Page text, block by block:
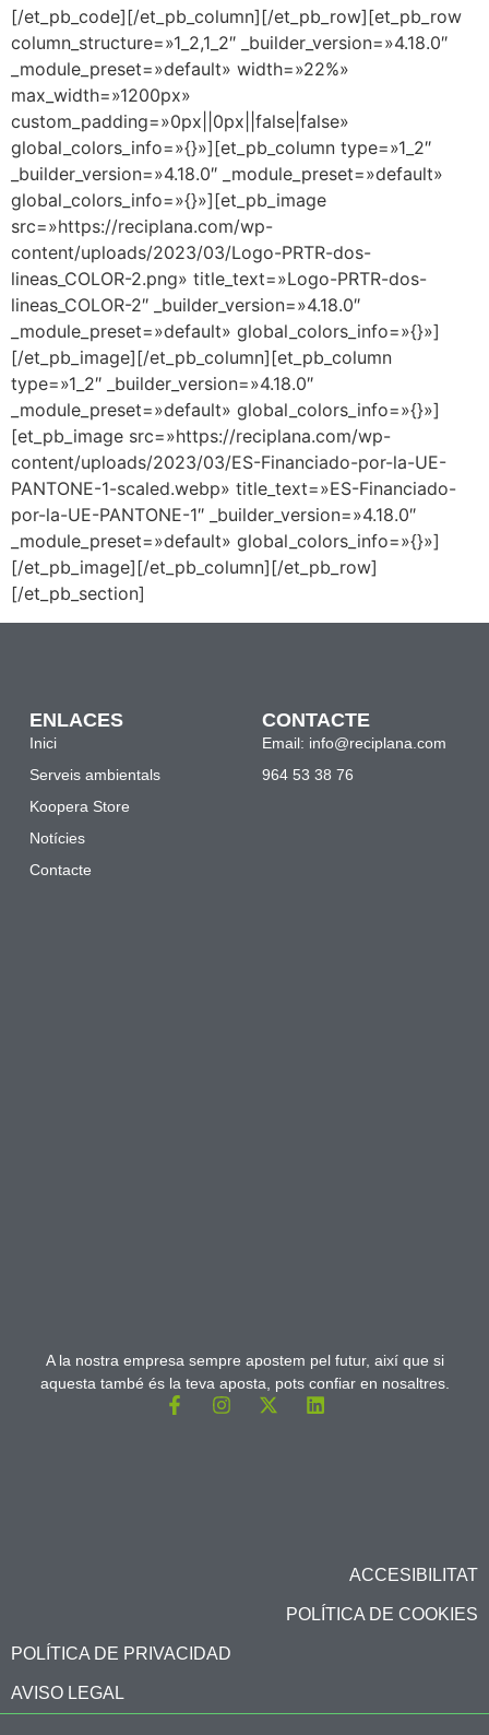
[/et_pb_code][/et_pb_column][/et_pb_row][et_pb_row
column_structure=»1_2,1_2″ _builder_version=»4.18.0″
_module_preset=»default» width=»22%»
max_width=»1200px»
custom_padding=»0px||0px||false|false»
global_colors_info=»{}»][et_pb_column type=»1_2″
_builder_version=»4.18.0″ _module_preset=»default»
global_colors_info=»{}»][et_pb_image
src=»https://reciplana.com/wp-
content/uploads/2023/03/Logo-PRTR-dos-
lineas_COLOR-2.png» title_text=»Logo-PRTR-dos-
lineas_COLOR-2″ _builder_version=»4.18.0″
_module_preset=»default» global_colors_info=»{}»]
[/et_pb_image][/et_pb_column][et_pb_column
type=»1_2″ _builder_version=»4.18.0″
_module_preset=»default» global_colors_info=»{}»]
[et_pb_image src=»https://reciplana.com/wp-
content/uploads/2023/03/ES-Financiado-por-la-UE-
PANTONE-1-scaled.webp» title_text=»ES-Financiado-
por-la-UE-PANTONE-1″ _builder_version=»4.18.0″
_module_preset=»default» global_colors_info=»{}»]
[/et_pb_image][/et_pb_column][/et_pb_row]
[/et_pb_section]
A la nostra empresa sempre apostem pel futur, així que si
aquesta també és la teva aposta, pots confiar en nosaltres.
ENLACES
Inici
Serveis ambientals
Koopera Store
Notícies
Contacte
CONTACTE
Email: info@reciplana.com
964 53 38 76
ACCESIBILITAT
POLÍTICA DE COOKIES
POLÍTICA DE PRIVACIDAD
AVISO LEGAL